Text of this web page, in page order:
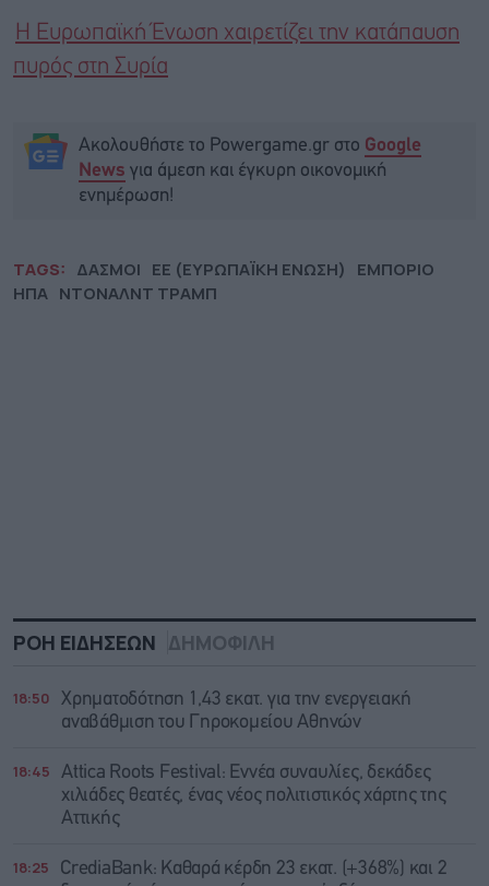
Η Ευρωπαϊκή Ένωση χαιρετίζει την κατάπαυση
πυρός στη Συρία
Ακολουθήστε το Powergame.gr στο Google
News για άμεση και έγκυρη οικονομική
ενημέρωση!
TAGS: ΔΑΣΜΟΙ ΕΕ (ΕΥΡΩΠΑΪΚΗ ΕΝΩΣΗ)
ΕΜΠΟΡΙΟ
ΗΠΑ ΝΤΟΝΑΛΝΤ ΤΡΑΜΠ
ΡΟΗ ΕΙΔΗΣΕΩΝ ΔΗΜΟΦΙΛΗ
18:50
Χρηματοδότηση 1,43 εκατ. για την ενεργειακή
αναβάθμιση του Γηροκομείου Αθηνών
18:45
Attica Roots Festival: Εννέα συναυλίες, δεκάδες
χιλιάδες θεατές, ένας νέος πολιτιστικός χάρτης της
Αττικής
18:25
CrediaBank: Καθαρά κέρδη 23 εκατ. (+368%) και 2